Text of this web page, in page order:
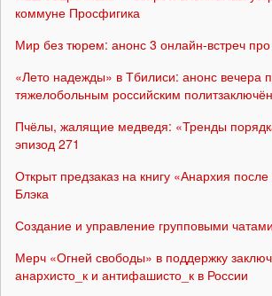
коммуне Просфигика
Мир без тюрем: анонс 3 онлайн-встреч
«Лето надежды» в Тбилиси: анонс вечера
тяжелобольным российским
Пчёлы, жалящие медведя: «Тренды
эпизод 271
Открыт предзаказ на книгу «Анархия
Блэка
Создание и управление групповыми
Мерч «Огней свободы» в поддержку
анархисто_к и антифашисто_к в России